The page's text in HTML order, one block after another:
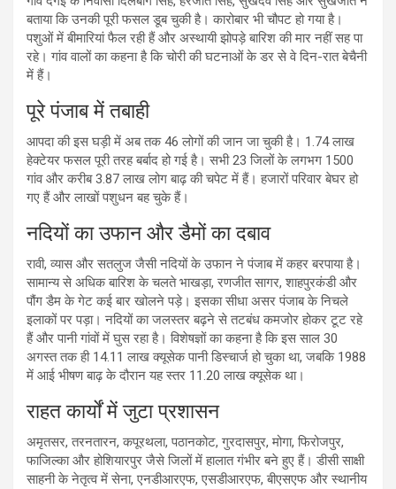
बताया कि उनकी पूरी फसल डूब चुकी है। कारोबार भी चौपट हो गया है।
पशुओं में बीमारियां फैल रही हैं और अस्थायी झोपड़े बारिश की मार नहीं सह पा
रहे। गांव वालों का कहना है कि चोरी की घटनाओं के डर से वे दिन-रात बेचैनी
में हैं।
पूरे पंजाब में तबाही
आपदा की इस घड़ी में अब तक 46 लोगों की जान जा चुकी है। 1.74 लाख
हेक्टेयर फसल पूरी तरह बर्बाद हो गई है। सभी 23 जिलों के लगभग 1500
गांव और करीब 3.87 लाख लोग बाढ़ की चपेट में हैं। हजारों परिवार बेघर हो
गए हैं और लाखों पशुधन बह चुके हैं।
नदियों का उफान और डैमों का दबाव
रावी, व्यास और सतलुज जैसी नदियों के उफान ने पंजाब में कहर बरपाया है।
सामान्य से अधिक बारिश के चलते भाखड़ा, रणजीत सागर, शाहपुरकंडी और
पौंग डैम के गेट कई बार खोलने पड़े। इसका सीधा असर पंजाब के निचले
इलाकों पर पड़ा। नदियों का जलस्तर बढ़ने से तटबंध कमजोर होकर टूट रहे
हैं और पानी गांवों में घुस रहा है। विशेषज्ञों का कहना है कि इस साल 30
अगस्त तक ही 14.11 लाख क्यूसेक पानी डिस्चार्ज हो चुका था, जबकि 1988
में आई भीषण बाढ़ के दौरान यह स्तर 11.20 लाख क्यूसेक था।
राहत कार्यों में जुटा प्रशासन
अमृतसर, तरनतारन, कपूरथला, पठानकोट, गुरदासपुर, मोगा, फिरोजपुर,
फाजिल्का और होशियारपुर जैसे जिलों में हालात गंभीर बने हुए हैं। डीसी साक्षी
साहनी के नेतृत्व में सेना, एनडीआरएफ, एसडीआरएफ, बीएसएफ और स्थानीय